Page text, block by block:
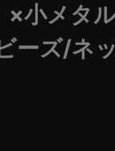
×小メタ
ーズ/ネ